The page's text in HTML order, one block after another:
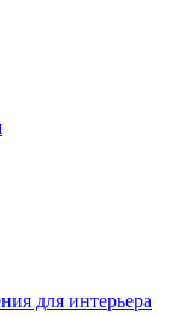
для интерьера